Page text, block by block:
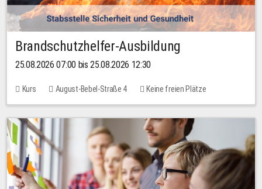
Brandschutzhelfer-Ausbildung
25.08.2026 07:00 bis 25.08.2026 12:30
Kurs August-Bebel-Straße 4 Keine freien Plätze